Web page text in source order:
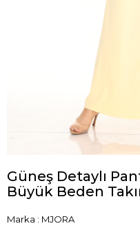
Güneş Detaylı
Büyük Beden
Marka : MJORA